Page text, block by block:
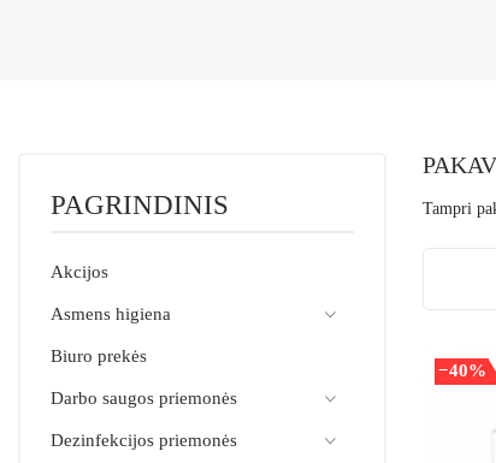
PAGRINDINIS
Akcijos
Asmens higiena
Biuro prekės
Darbo saugos priemonės
Dezinfekcijos priemonės
Tampri
−40%